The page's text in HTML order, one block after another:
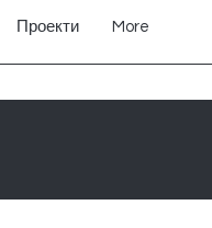
Проекти More